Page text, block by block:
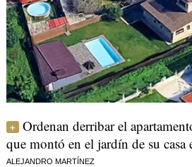
Ordenan derribar el
que montó en el jardín de su casa
ALEJANDRO MARTÍNEZ